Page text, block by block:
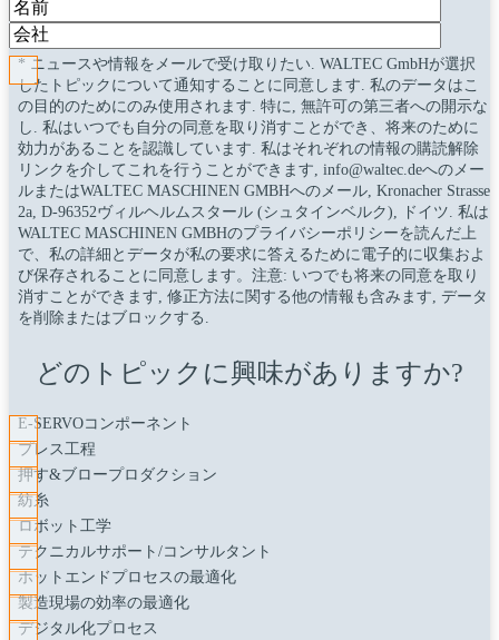
* ニュースや情報をメールで受け取りたい. WALTEC GmbHが選択
したトピックについて通知することに同意します. 私のデータはこ
の目的のためにのみ使用されます. 特に, 無許可の第三者への開示な
し. 私はいつでも自分の同意を取り消すことができ、将来のために
効力があることを認識しています. 私はそれぞれの情報の購読解除
リンクを介してこれを行うことができます, info@waltec.deへのメー
ルまたはWALTEC MASCHINEN GMBHへのメール, Kronacher Strasse
2a, D-96352ヴィルヘルムスタール (シュタインベルク), ドイツ. 私は
WALTEC MASCHINEN GMBHのプライバシーポリシーを読んだ上
で、私の詳細とデータが私の要求に答えるために電子的に収集およ
び保存されることに同意します。注意: いつでも将来の同意を取り
消すことができます, 修正方法に関する他の情報も含みます, データ
を削除またはブロックする.
どのトピックに興味がありますか?
E-SERVOコンポーネント
プレス工程
押す&ブロープロダクション
紡糸
ロボット工学
テクニカルサポート/コンサルタント
ホットエンドプロセスの最適化
製造現場の効率の最適化
デジタル化プロセス